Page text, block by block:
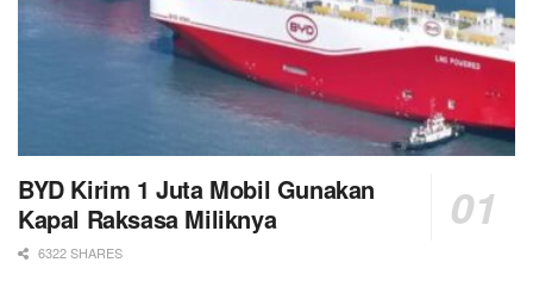
BYD Kirim 1 Juta Mobil Gunakan
Kapal Raksasa Miliknya
6322 SHARES